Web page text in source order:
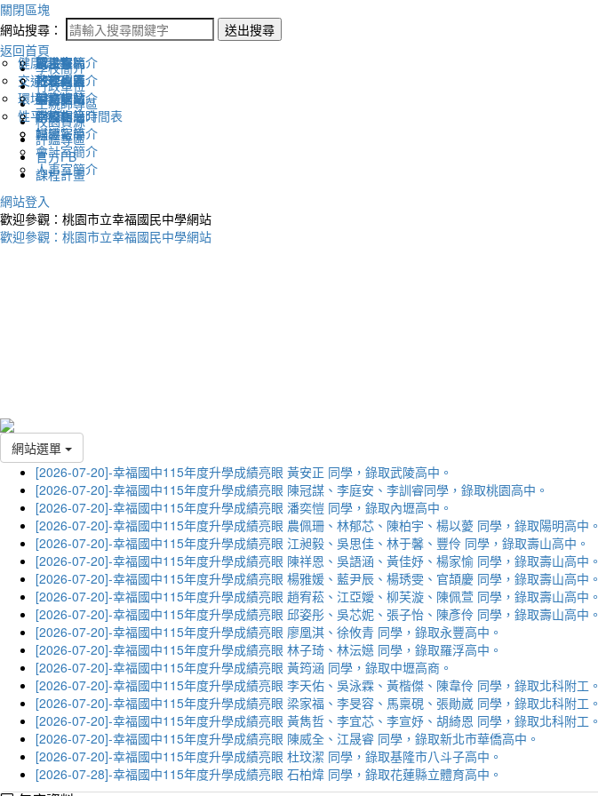
關閉區塊
網站搜尋：
送出搜尋
返回首頁
學校簡介
認識幸福
地理位置
英文網站
幸福相簿
媒體報導
行政單位
校長室簡介
教務處簡介
學務處簡介
總務處簡介
輔導室簡介
會計室簡介
人事室簡介
生親師專區
新生專區
升學專區
圖書館藏
學校作息時間表
校園資源
電子報
下載列表
評鑑專區
健康促進
交通安全
環境教育
性平教育
官方FB
課程計畫
網站登入
歡迎參觀：桃園市立幸福國民中學網站
歡迎參觀：桃園市立幸福國民中學網站
網站選單
[2026-07-20]-幸福國中115年度升學成績亮眼 黃安正 同學，錄取武陵高中。
[2026-07-20]-幸福國中115年度升學成績亮眼 陳冠謀、李庭安、李訓睿同學，錄取桃園高中。
[2026-07-20]-幸福國中115年度升學成績亮眼 潘奕愷 同學，錄取內壢高中。
[2026-07-20]-幸福國中115年度升學成績亮眼 農佩珊、林郁芯、陳柏宇、楊以薆 同學，錄取陽明高中。
[2026-07-20]-幸福國中115年度升學成績亮眼 江昶毅、吳思佳、林于馨、豐伶 同學，錄取壽山高中。
[2026-07-20]-幸福國中115年度升學成績亮眼 陳祥恩、吳語涵、黃佳妤、楊家愉 同學，錄取壽山高中。
[2026-07-20]-幸福國中115年度升學成績亮眼 楊雅媛、藍尹辰、楊琇雯、官頡慶 同學，錄取壽山高中。
[2026-07-20]-幸福國中115年度升學成績亮眼 趙宥菘、江亞嬡、柳芙漩、陳佩萱 同學，錄取壽山高中。
[2026-07-20]-幸福國中115年度升學成績亮眼 邱姿彤、吳芯妮、張子怡、陳彥伶 同學，錄取壽山高中。
[2026-07-20]-幸福國中115年度升學成績亮眼 廖凰淇、徐攸青 同學，錄取永豐高中。
[2026-07-20]-幸福國中115年度升學成績亮眼 林子琦、林沄嬨 同學，錄取羅浮高中。
[2026-07-20]-幸福國中115年度升學成績亮眼 黃筠涵 同學，錄取中壢高商。
[2026-07-20]-幸福國中115年度升學成績亮眼 李天佑、吳泳霖、黃楷傑、陳韋伶 同學，錄取北科附工。
[2026-07-20]-幸福國中115年度升學成績亮眼 梁家福、李旻容、馬稟硯、張勛崴 同學，錄取北科附工。
[2026-07-20]-幸福國中115年度升學成績亮眼 黃雋哲、李宜芯、李宣妤、胡綺恩 同學，錄取北科附工。
[2026-07-20]-幸福國中115年度升學成績亮眼 陳威全、江晟睿 同學，錄取新北市華僑高中。
[2026-07-20]-幸福國中115年度升學成績亮眼 杜玟潔 同學，錄取基隆市八斗子高中。
[2026-07-28]-幸福國中115年度升學成績亮眼 石柏煒 同學，錄取花蓮縣立體育高中。